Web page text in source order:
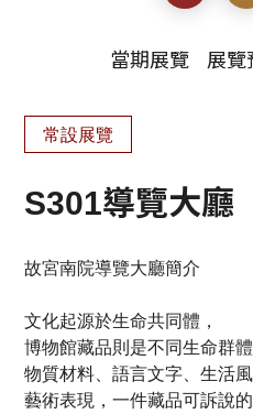
當期展覽 展覽
常設展覽
S301導覽大廳
故宮南院導覽大廳簡介
文化起源於生命共同體，
博物館藏品則是不同生命群
物質材料、語言文字、生活
藝術表現，一件藏品可訴說